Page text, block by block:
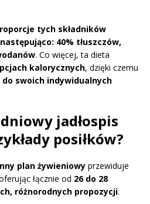
tych składników
40% tłuszczów,
. Co więcej, ta dieta
kalorycznych, dzięki czemu
swoich indywidualnych
jadłospis
posiłków?
plan żywieniowy przewiduje
łącznie od 26 do 28
różnorodnych propozycji.